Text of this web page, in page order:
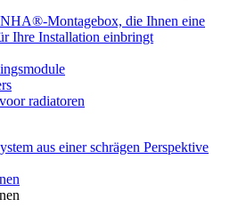
radiatoren